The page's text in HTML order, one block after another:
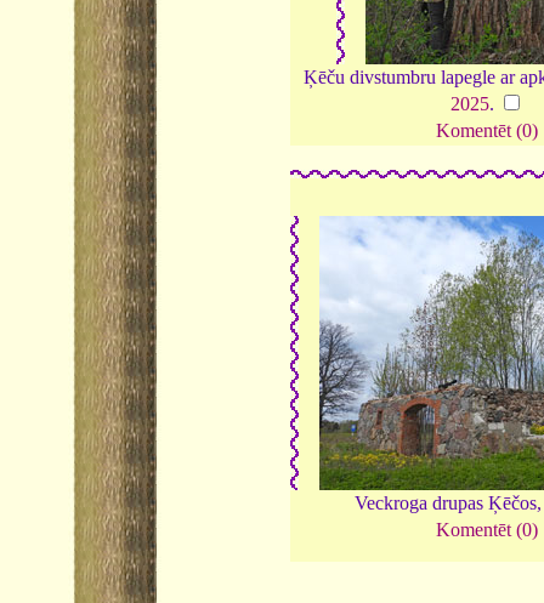
Ķēču divstumbru lapegle ar
2025.
Komentēt (0)
Veckroga drupas
Komentēt (0)